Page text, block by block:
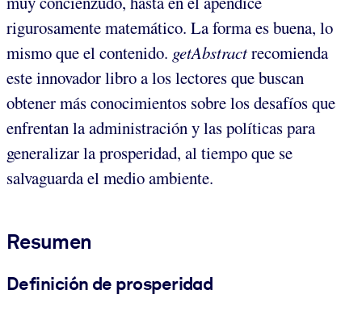
rigurosamente matemático. La forma es buena, lo
mismo que el contenido. getAbstractrecomienda
este innovador libro a los lectores que buscan
obtener más conocimientos sobre los desafíos que
enfrentan la administración y las políticas para
generalizar la prosperidad, al tiempo que se
salvaguarda el medio ambiente.
Resumen
Definición de prosperidad